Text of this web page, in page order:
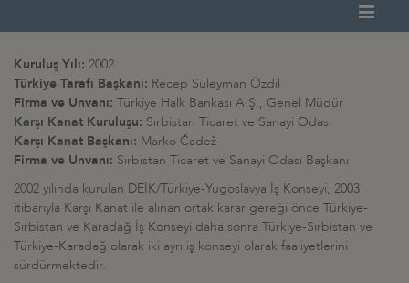
Kuruluş Yılı: 2002
Türkiye Tarafı Başkanı: Recep Süleyman Özdil
Firma ve Unvanı: Türkiye Halk Bankası A.Ş., Genel Müdür
Karşı Kanat Kuruluşu: Sırbistan Ticaret ve Sanayi Odası
Karşı Kanat Başkanı: Marko Čadež
Firma ve Unvanı: Sırbistan Ticaret ve Sanayi Odası Başkanı
2002 yılında kurulan DEİK/Türkiye-Yugoslavya İş Konseyi, 2003
itibarıyla Karşı Kanat ile alınan ortak karar gereği önce Türkiye-
Sırbistan ve Karadağ İş Konseyi daha sonra Türkiye-Sırbistan ve
Türkiye-Karadağ olarak iki ayrı iş konseyi olarak faaliyetlerini
sürdürmektedir.